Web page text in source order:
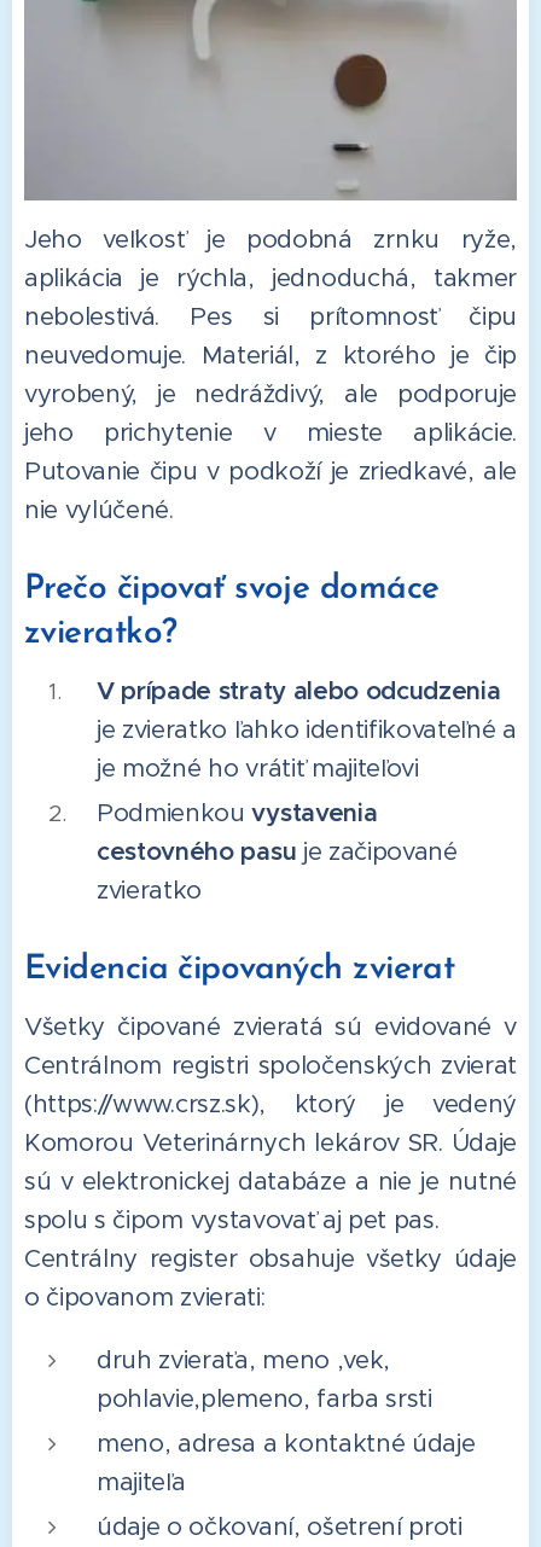
Jeho veľkosť je podobná zrnku ryže,
aplikácia je rýchla, jednoduchá, takmer
nebolestivá. Pes si prítomnosť čipu
neuvedomuje. Materiál, z ktorého je čip
vyrobený, je nedráždivý, ale podporuje
jeho prichytenie v mieste aplikácie.
Putovanie čipu v podkoží je zriedkavé, ale
nie vylúčené.
Prečo čipovať svoje domáce
zvieratko?
V prípade straty alebo odcudzenia
je zvieratko ľahko identifikovateľné a
je možné ho vrátiť majiteľovi
Podmienkouvystavenia
cestovného pasu je začipované
zvieratko
Evidencia čipovaných zvierat
Všetky čipované zvieratá sú evidované v
Centrálnom registri spoločenských zvierat
(https://www.crsz.sk), ktorý je vedený
Komorou Veterinárnych lekárov SR. Údaje
sú v elektronickej databáze a nie je nutné
spolu s čipom vystavovať aj pet pas.
Centrálny register obsahuje všetky údaje
o čipovanom zvierati:
druh zvieraťa, meno ,vek,
pohlavie,plemeno, farba srsti
meno, adresa a kontaktné údaje
majiteľa
údaje o očkovaní, ošetrení proti